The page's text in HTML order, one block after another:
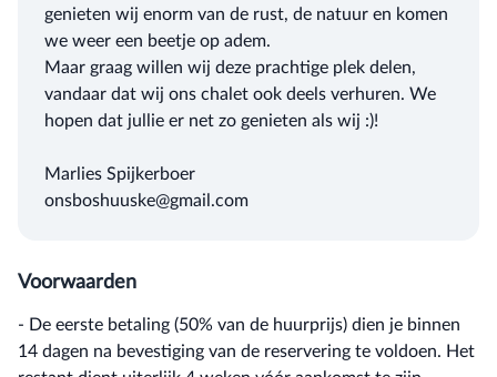
genieten wij enorm van de rust, de natuur en komen
we weer een beetje op adem.
Maar graag willen wij deze prachtige plek delen,
vandaar dat wij ons chalet ook deels verhuren. We
hopen dat jullie er net zo genieten als wij :)!
Marlies Spijkerboer
onsboshuuske@gmail.com
Voorwaarden
- De eerste betaling (50% van de huurprijs) dien je binnen
14 dagen na bevestiging van de reservering te voldoen. Het